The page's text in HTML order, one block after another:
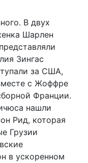
В двух
Шарлен
Зингас
за США,
с Жоффре
Франции.
нашли
Рид, которая
Грузии
в ускоренном